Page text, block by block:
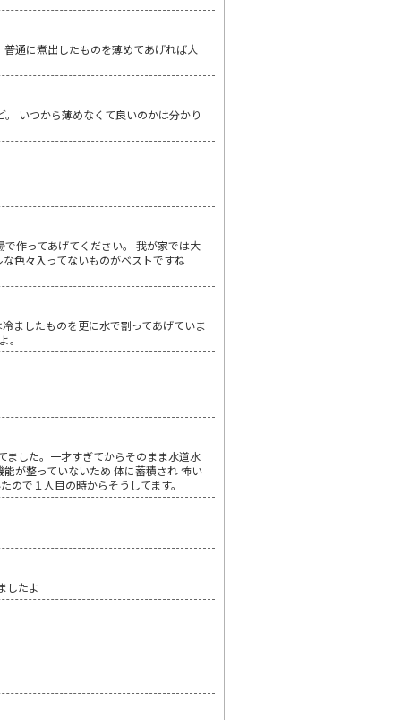
通に煮出したものを薄めてあげれば大
いつから薄めなくて良いのかは分かり
作ってあげてください。 我が家では大
色々入ってないものがベストですね
ましたものを更に水で割ってあげていま
。
ました。一才すぎてからそのまま水道水
が整っていないため 体に蓄積され 怖い
で１人目の時からそうしてます。
したよ